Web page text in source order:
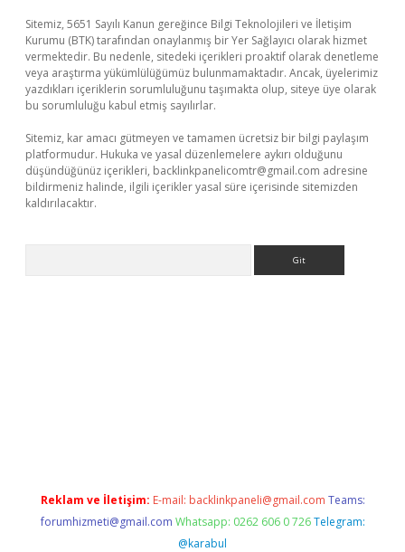
Sitemiz, 5651 Sayılı Kanun gereğince Bilgi Teknolojileri ve İletişim
Kurumu (BTK) tarafından onaylanmış bir Yer Sağlayıcı olarak hizmet
vermektedir. Bu nedenle, sitedeki içerikleri proaktif olarak denetleme
veya araştırma yükümlülüğümüz bulunmamaktadır. Ancak, üyelerimiz
yazdıkları içeriklerin sorumluluğunu taşımakta olup, siteye üye olarak
bu sorumluluğu kabul etmiş sayılırlar.
Sitemiz, kar amacı gütmeyen ve tamamen ücretsiz bir bilgi paylaşım
platformudur. Hukuka ve yasal düzenlemelere aykırı olduğunu
düşündüğünüz içerikleri, backlinkpanelicomtr@gmail.com adresine
bildirmeniz halinde, ilgili içerikler yasal süre içerisinde sitemizden
kaldırılacaktır.
Reklam ve İletişim: E-mail: backlinkpaneli@gmail.com Teams:
forumhizmeti@gmail.com Whatsapp: 0262 606 0 726 Telegram:
@karabul